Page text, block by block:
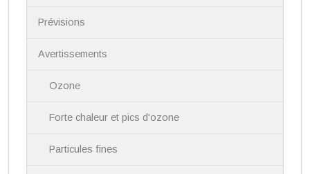
Prévisions
Avertissements
Ozone
Forte chaleur et pics d'ozone
Particules fines